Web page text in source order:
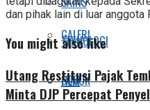
TEKNOLOGI
SOSOK
GALERI
FILM
dan pihak lain di luar anggota
You might also like
Utang Restitusi Pajak
Minta DJP Percepat